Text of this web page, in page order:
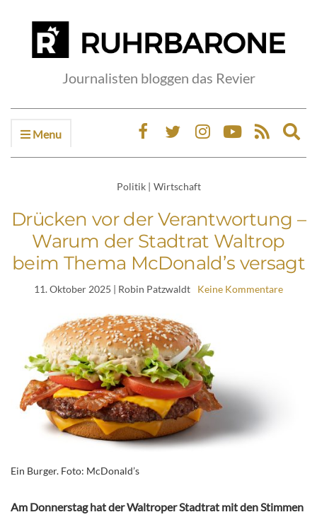
Journalisten bloggen das Revier
Menu
Politik | Wirtschaft
Drücken vor der Verantwortung –
Warum der Stadtrat Waltrop
beim Thema McDonald’s versagt
11. Oktober 2025 | Robin Patzwaldt Keine Kommentare
Ein Burger. Foto: McDonald’s
Am Donnerstag hat der Waltroper Stadtrat mit den Stimmen